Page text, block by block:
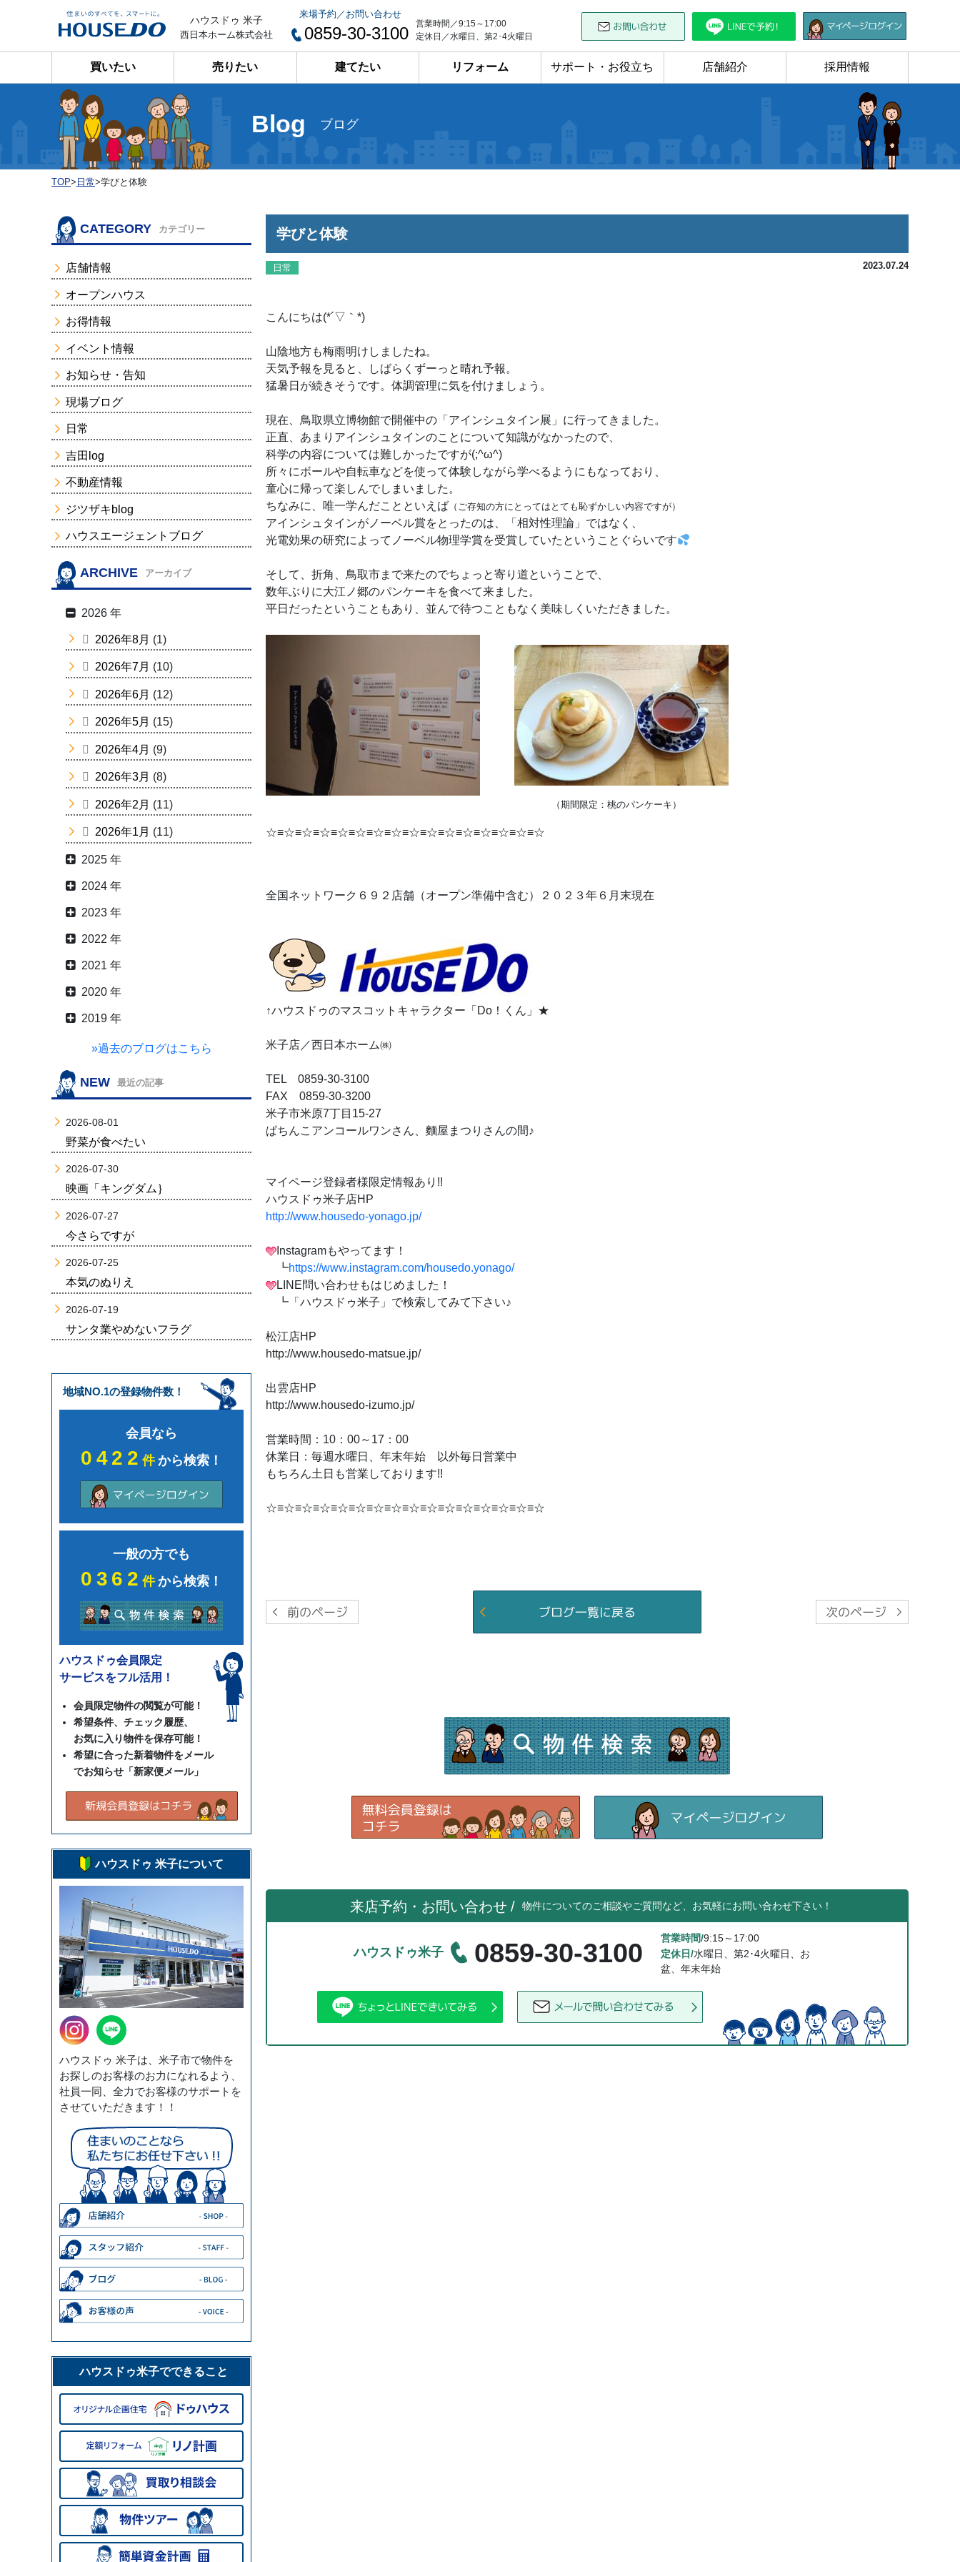
ハウスドゥ 米子
西日本ホーム株式会社
来場予約／お問い合わせ
0859-30-3100
営業時間／9:15～17:00
定休日／水曜日、第2･4火曜日
買いたい 売りたい 建てたい リフォーム サポート・お役立ち 店舗紹介 採用情報
Blog ブログ
TOP> 日常>学びと体験
学びと体験
日常 2023.07.24
こんにちは(*´▽｀*)
山陰地方も梅雨明けしましたね。
天気予報を見ると、しばらくずーっと晴れ予報。
猛暑日が続きそうです。体調管理に気を付けましょう。
現在、鳥取県立博物館で開催中の「アインシュタイン展」に行ってきました。
正直、あまりアインシュタインのことについて知識がなかったので、
科学の内容については難しかったですが(;^ω^)
所々にボールや自転車などを使って体験しながら学べるようにもなっており、
童心に帰って楽しんでしまいました。
ちなみに、唯一学んだことといえば （ご存知の方にとってはとても恥ずかしい内容ですが）
アインシュタインがノーベル賞をとったのは、「相対性理論」ではなく、
光電効果の研究によってノーベル物理学賞を受賞していたということぐらいです
そして、折角、鳥取市まで来たのでちょっと寄り道ということで、
数年ぶりに大江ノ郷のパンケーキを食べて来ました。
平日だったということもあり、並んで待つこともなく美味しくいただきました。
（期間限定：桃のパンケーキ）
☆≡☆≡☆≡☆≡☆≡☆≡☆≡☆≡☆≡☆≡☆≡☆≡☆≡☆≡☆≡☆
全国ネットワーク６９２店舗（オープン準備中含む）２０２３年６月末現在
↑ハウスドゥのマスコットキャラクター「Do！くん」★
米子店／西日本ホーム㈱
TEL 0859-30-3100
FAX 0859-30-3200
米子市米原7丁目15-27
ぱちんこアンコールワンさん、麵屋まつりさんの間♪
マイページ登録者様限定情報あり!!
ハウスドゥ米子店HP
http://www.housedo-yonago.jp/
Instagramもやってます！
┗https://www.instagram.com/housedo.yonago/
LINE問い合わせもはじめました！
┗「ハウスドゥ米子」で検索してみて下さい♪
松江店HP
http://www.housedo-matsue.jp/
出雲店HP
http://www.housedo-izumo.jp/
営業時間：10：00～17：00
休業日：毎週水曜日、年末年始 以外毎日営業中
もちろん土日も営業しております!!
☆≡☆≡☆≡☆≡☆≡☆≡☆≡☆≡☆≡☆≡☆≡☆≡☆≡☆≡☆≡☆
来店予約・お問い合わせ / 物件についてのご相談やご質問など、お気軽にお問い合わせ下さい！
ハウスドゥ米子 0859-30-3100 営業時間/9:15～17:00
定休日/水曜日、第2･4火曜日、お
盆、年末年始
CATEGORY カテゴリー
店舗情報
オープンハウス
お得情報
イベント情報
お知らせ・告知
現場ブログ
日常
吉田log
不動産情報
ジツザキblog
ハウスエージェントブログ
ARCHIVE アーカイブ
2026 年
2026年8月 (1)
2026年7月 (10)
2026年6月 (12)
2026年5月 (15)
2026年4月 (9)
2026年3月 (8)
2026年2月 (11)
2026年1月 (11)
2025 年
2024 年
2023 年
2022 年
2021 年
2020 年
2019 年
»過去のブログはこちら
NEW 最近の記事
2026-08-01
野菜が食べたい
2026-07-30
映画「キングダム｝
2026-07-27
今さらですが
2026-07-25
本気のぬりえ
2026-07-19
サンタ業やめないフラグ
地域NO.1の登録物件数！
会員なら
0422件から検索！
一般の方でも
0362件から検索！
ハウスドゥ会員限定
サービスをフル活用！
会員限定物件の閲覧が可能！
希望条件、チェック履歴、
お気に入り物件を保存可能！
希望に合った新着物件をメール
でお知らせ「新家便メール」
ハウスドゥ 米子について
ハウスドゥ 米子は、米子市で物件を
お探しのお客様のお力になれるよう、
社員一同、全力でお客様のサポートを
させていただきます！！
ハウスドゥ米子でできること